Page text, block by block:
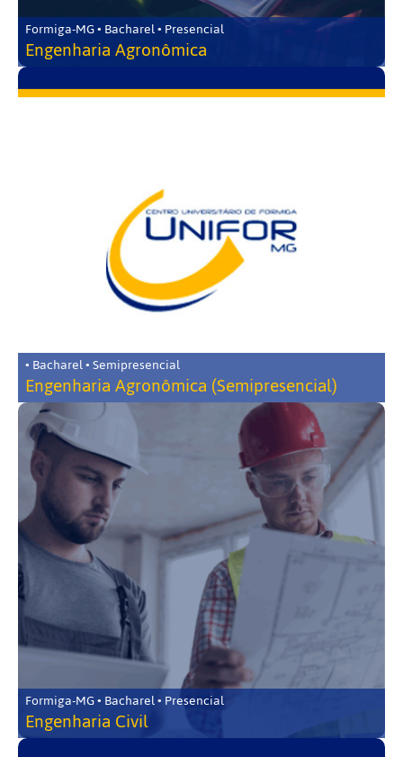
Formiga-MG • Bacharel • Presencial
Engenharia Agronômica
• Bacharel • Semipresencial
Engenharia Agronômica (Semipresencial)
Formiga-MG • Bacharel • Presencial
Engenharia Civil